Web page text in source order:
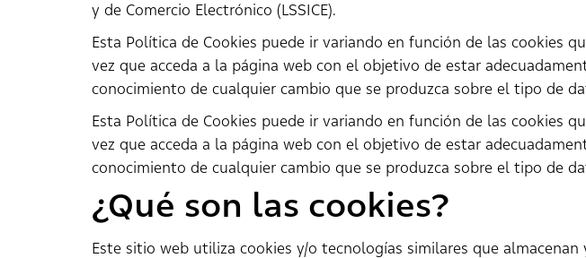
y de Comercio Electrónico (LSSICE).
Esta Política de Cookies puede ir variando en función de las cookies
vez que acceda a la página web con el objetivo de estar
conocimiento de cualquier cambio que se produzca sobre el tipo de
Esta Política de Cookies puede ir variando en función de las cookies
vez que acceda a la página web con el objetivo de estar
conocimiento de cualquier cambio que se produzca sobre el tipo de
¿Qué son las cookies?
Este sitio web utiliza cookies y/o tecnologías similares que